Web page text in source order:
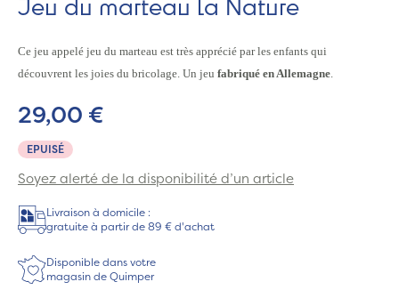
Ce jeu appelé jeu du marteau est très apprécié par les enfants qui
découvrent les joies du bricolage. Un jeu fabriqué en Allemagne.
EPUISÉ
29,00 €
Soyez alerté de la disponibilité d’un article
Livraison à domicile :
gratuite à partir de 89 € d'achat
Disponible dans votre
magasin de Quimper